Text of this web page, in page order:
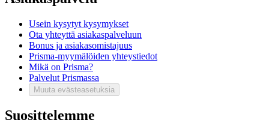
Usein kysytyt kysymykset
Ota yhteyttä asiakaspalveluun
Bonus ja asiakasomistajuus
Prisma-myymälöiden yhteystiedot
Mikä on Prisma?
Palvelut Prismassa
Muuta evästeasetuksia
Suosittelemme